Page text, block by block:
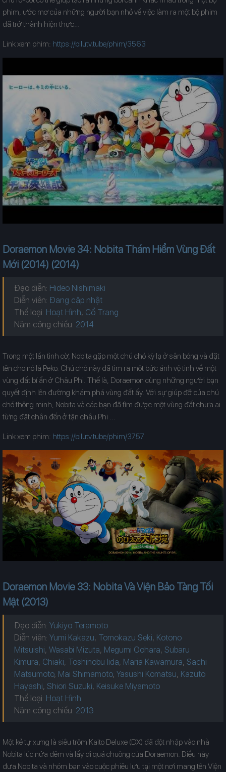
phim, ước mơ của những người bạn nhỏ về việc làm ra một bộ phim
đã trở thành hiện thực…
Link xem phim: https://bilutv.tube/phim/3563
Doraemon Movie 34: Nobita Thám Hiểm Vùng Đất
Mới (2014) (2014)
Đạo diễn: Hideo Nishimaki
Diễn viên: Đang cập nhật
Thể loại: Hoạt Hình, Cổ Trang
Năm công chiếu:
Trong một lần tình cờ, Nobita gặp một chú chó kỳ lạ ở sân bóng và đặt
tên cho nó là Peko. Chú chó này đã tìm ra một bức ảnh vệ tinh về một
vùng đất bí ẩn ở Châu Phi. Thế là, Doraemon cùng những người bạn
quyết định lên đường khám phá vùng đất ấy. Với sự giúp đỡ của chú
chó thông minh, Nobita và các bạn đã tìm được một vùng đất chưa ai
từng đặt chân đến ở tận châu Phi ...
Link xem phim: https://bilutv.tube/phim/3757
Doraemon Movie 33: Nobita Và Viện Bảo Tàng Tối
Mật (2013)
Đạo diễn: Yukiyo Teramoto
Diễn viên: Yumi Kakazu, Tomokazu Seki, Kotono
Mitsuishi, Wasabi Mizuta, Megumi Oohara, Subaru
Kimura, Chiaki, Toshinobu Iida, Maria Kawamura, Sachi
Matsumoto, Mai Shimamoto, Yasushi Komatsu, Kazuto
Hayashi, Shiori Suzuki, Keisuke Miyamoto
Thể loại: Hoạt Hình
Năm công chiếu:
Một kẻ tự xưng là siêu trộm Kaito Deluxe (DX) đã đột nhập vào nhà
Nobita lúc nửa đêm và lấy đi quả chuông của Doraemon. Điều này
đưa Nobita và nhóm bạn vào cuộc phiêu lưu tại một nơi mang tên Viện